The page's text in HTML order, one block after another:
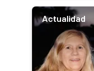
Actualidad